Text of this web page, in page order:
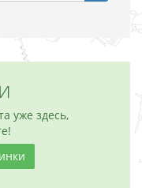
уже здесь,